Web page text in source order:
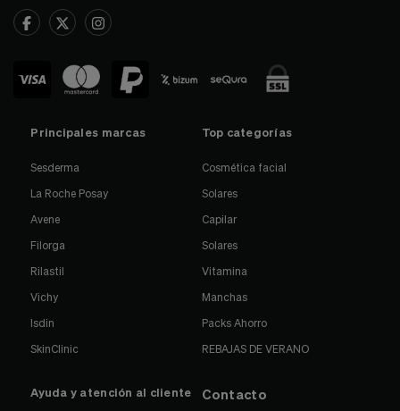
Principales marcas
Sesderma
La Roche Posay
Avene
Filorga
Rilastil
Vichy
Isdin
SkinClinic
Top categorías
Cosmética facial
Solares
Capilar
Solares
Vitamina
Manchas
Packs Ahorro
REBAJAS DE VERANO
Ayuda y atención al cliente Contacto